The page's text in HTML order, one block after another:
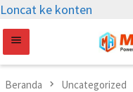
Loncat ke konten
Beranda Uncategorized